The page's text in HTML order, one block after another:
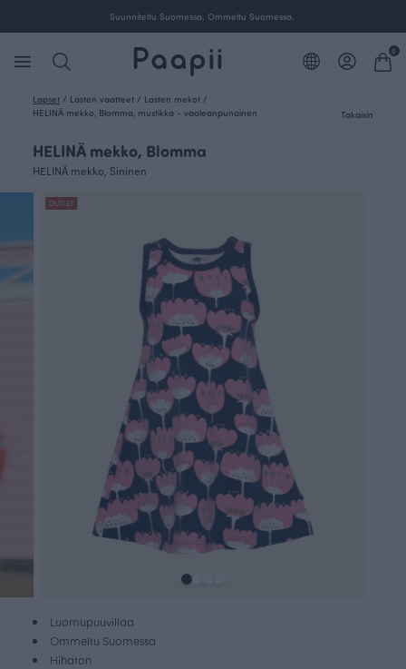
Suunniteltu Suomessa. Ommeltu Suomessa.
0
Lapset / Lasten vaatteet / Lasten mekot /
HELINÄ mekko, Blomma, mustikka - vaaleanpunainen
Takaisin
HELINÄ mekko, Blomma
HELINÄ mekko, Sininen
OUTLET
Luomupuuvillaa
Ommeltu Suomessa
Hihaton